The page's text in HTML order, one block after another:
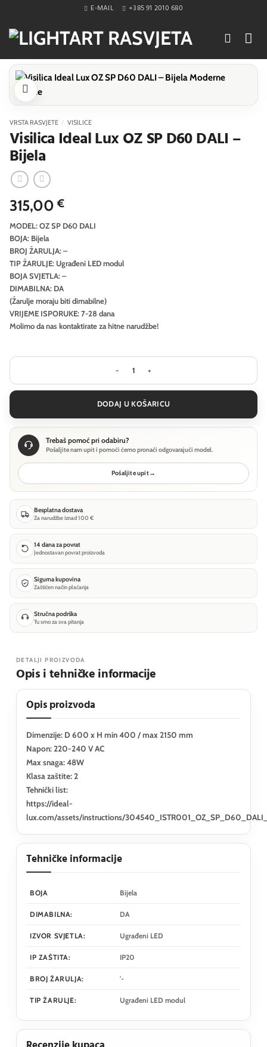
content
E-MAIL +385 91 2010 680
VRSTA RASVJETE / VISILICE
Visilica Ideal Lux OZ SP D60 DALI –
Bijela
315,00€
MODEL: OZ SP D60 DALI
BOJA: Bijela
BROJ ŽARULJA: –
TIP ŽARULJE: Ugrađeni LED modul
BOJA SVJETLA: –
DIMABILNA: DA
(Žarulje moraju biti dimabilne)
VRIJEME ISPORUKE: 7-28 dana
Molimo da nas kontaktirate za hitne narudžbe!
Visilica Ideal Lux OZ SP D60 DALI -
DODAJ U KOŠARICU
Trebaš pomoć pri odabiru?
Pošaljite nam upit i pomoći ćemo pronaći odgovarajući model.
Pošaljite upit→
Besplatna dostava
Za narudžbe iznad 100 €
14 dana za povrat
Jednostavan povrat proizvoda
Sigurna kupovina
Zaštićen način plaćanja
Stručna podrška
Tu smo za sva pitanja
DETALJI PROIZVODA
Opis i tehničke informacije
Opis proizvoda
Dimenzije: D 600 x H min 400 / max 2150 mm
Napon: 220-240 V AC
Max snaga: 48W
Klasa zaštite: 2
Tehnički list:
https://ideal-
lux.com/assets/instructions/
Tehničke informacije
BOJA Bijela
DIMABILNA: DA
IZVOR SVJETLA: Ugrađeni LED
IP ZAŠTITA: IP20
BROJ ŽARULJA: '-
TIP ŽARULJE: Ugrađeni LED modul